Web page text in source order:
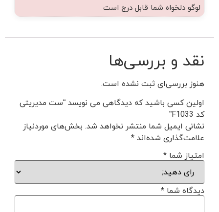
لوگو دلخواه شما قابل درج است
نقد و بررسی‌ها
هنوز بررسی‌ای ثبت نشده است.
اولین کسی باشید که دیدگاهی می نویسد “ست مدیریتی
کد F1033”
نشانی ایمیل شما منتشر نخواهد شد. بخش‌های موردنیاز
علامت‌گذاری شده‌اند*
امتیاز شما *
دیدگاه شما *